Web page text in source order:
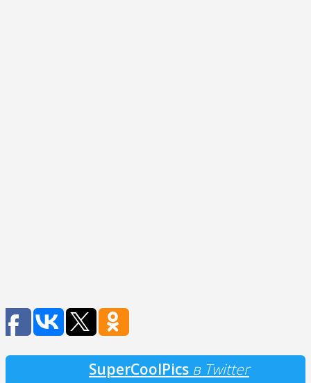
SuperCoolPics в Twitter